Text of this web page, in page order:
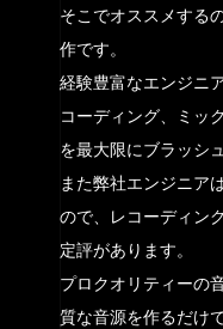
そこでオススメする
作です。
経験豊富なエンジニ
コーディング、ミッ
を最大限にブラッシ
また弊社エンジニア
ので、レコーディン
定評があります。
プロクオリティーの
質な音源を作るだけ